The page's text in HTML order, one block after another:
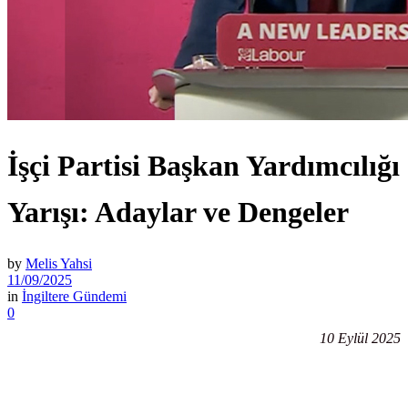
İşçi Partisi Başkan Yardımcılığı
Yarışı: Adaylar ve Dengeler
by Melis Yahsi
11/09/2025
in İngiltere Gündemi
0
10 Eylül 2025